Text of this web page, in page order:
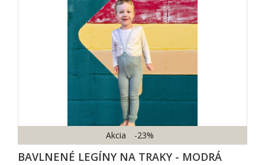
BAVLNENÉ LEGÍNY NA TRAKY - MODRÁ
Akcia -23%